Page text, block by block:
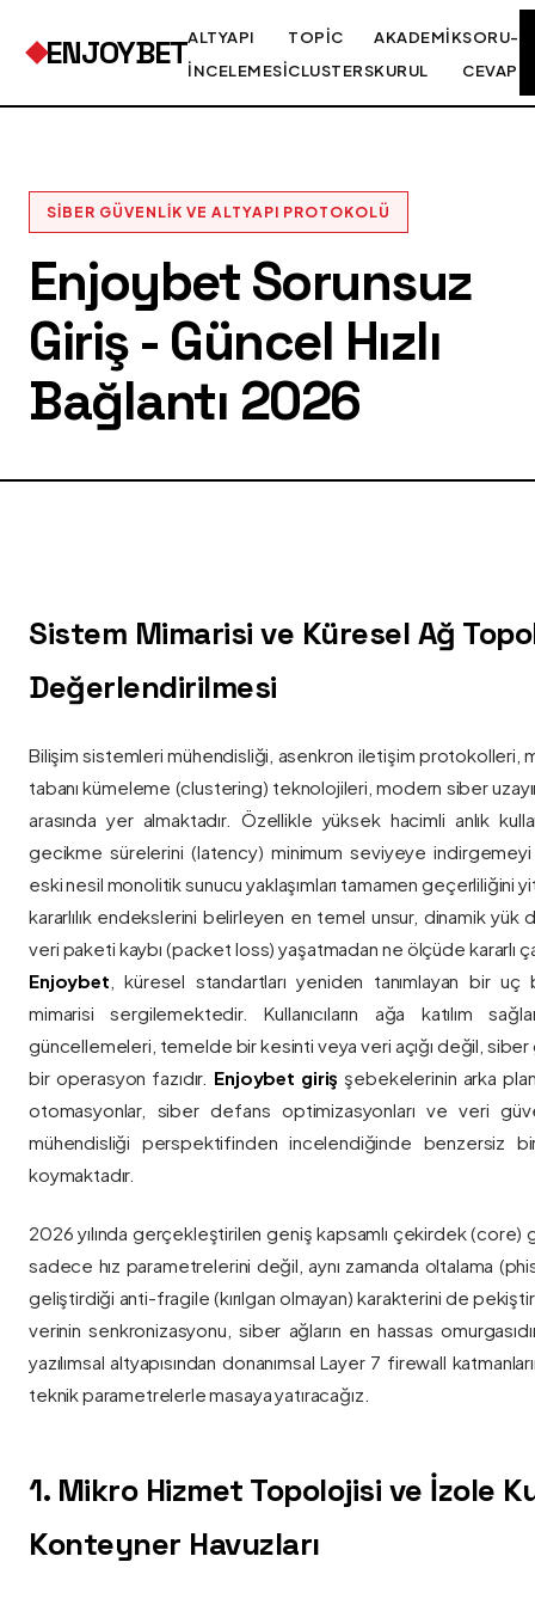
ENJOYBETALTYAPI
İNCELEMESI
TOPIC
CLUSTERS
AKADEMIK
KURUL
SORU-
CEVAP
SIBER GÜVENLIK VE ALTYAPI PROTOKOLÜ
Enjoybet Sorunsuz
Giriş - Güncel Hızlı
Bağlantı 2026
Sistem Mimarisi ve Küresel Ağ
Değerlendirilmesi
Bilişim sistemleri mühendisliği, asenkron iletişim protokolleri,
tabanı kümeleme (clustering) teknolojileri, modern siber
arasında yer almaktadır. Özellikle yüksek hacimli anlık
gecikme sürelerini (latency) minimum seviyeye
eski nesil monolitik sunucu yaklaşımları tamamen geçerliliğini
kararlılık endekslerini belirleyen en temel unsur, dinamik yük
veri paketi kaybı (packet loss) yaşatmadan ne ölçüde kararlı
Enjoybet , küresel standartları yeniden tanımlayan bir
mimarisi sergilemektedir. Kullanıcıların ağa katılım
güncellemeleri, temelde bir kesinti veya veri açığı değil, siber
bir operasyon fazıdır. Enjoybet giriş şebekelerinin arka
otomasyonlar, siber defans optimizasyonları ve veri
mühendisliği perspektifinden incelendiğinde benzersiz
koymaktadır.
2026 yılında gerçekleştirilen geniş kapsamlı çekirdek
sadece hız parametrelerini değil, aynı zamanda oltalama
geliştirdiği anti-fragile (kırılgan olmayan) karakterini de
verinin senkronizasyonu, siber ağların en hassas
yazılımsal altyapısından donanımsal Layer 7 firewall
teknik parametrelerle masaya yatıracağız.
1. Mikro Hizmet Topolojisi ve İzole
Konteyner Havuzları